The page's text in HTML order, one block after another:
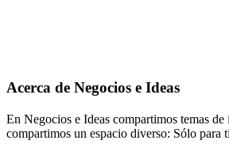
Acerca de Negocios e Ideas
En Negocios e Ideas compartimos temas
compartimos un espacio diverso: Sólo para